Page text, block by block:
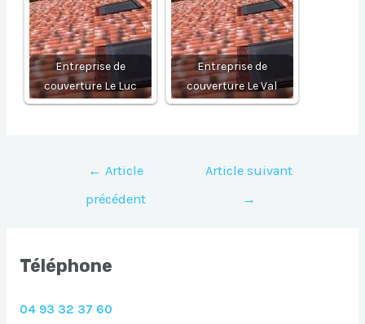
Entreprise de
couverture Le Luc
Entreprise de
couverture Le Val
Navigation
l’article
← Article
précédent
Article suivant
→
Téléphone
04 93 32 37 60